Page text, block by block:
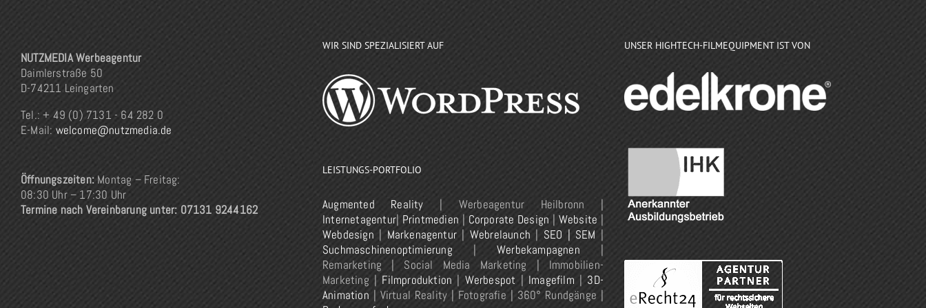
NUTZMEDIA Werbeagentur
Daimlerstraße 50
D-74211 Leingarten
Tel.: + 49 (0) 7131 - 64 282 0
E-Mail: welcome@nutzmedia.de
Öffnungszeiten: Montag – Freitag:
08:30 Uhr – 17:30 Uhr
Termine nach Vereinbarung unter: 07131 9244162
WIR SIND SPEZIALISIERT AUF
LEISTUNGS-PORTFOLIO
Augmented Reality | Werbeagentur Heilbronn |
Internetagentur| Printmedien | Corporate Design | Website |
Webdesign | Markenagentur | Webrelaunch | SEO | SEM |
Suchmaschinenoptimierung | Werbekampagnen |
Remarketing | Social Media Marketing | Immobilien-
Marketing | Filmproduktion | Werbespot | Imagefilm | 3D-
Animation | Virtual Reality | Fotografie | 360° Rundgänge |
UNSER HIGHTECH-FILMEQUIPMENT IST VON